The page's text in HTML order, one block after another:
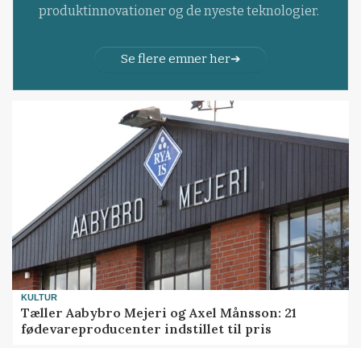
produktinnovationer og de nyeste teknologier.
Se flere emner her
KULTUR
Tæller Aabybro Mejeri og Axel Månsson: 21
fødevareproducenter indstillet til pris